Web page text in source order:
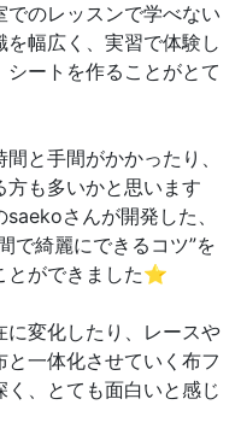
のレッスンで学べない
幅広く、実習で体験し
ートを作ることがとて
と手間がかかったり、
方も多いかと思います
さんが開発した、
で綺麗にできるコツ”を
とができました⭐︎
に変化したり、レースや
一体化させていく布フ
、とても面白いと感じ